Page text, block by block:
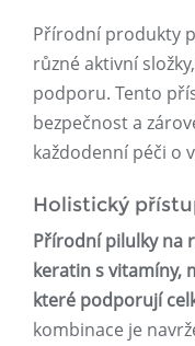
Přírodní produkty
různé aktivní
podporu. Tento
bezpečnost a
každodenní péči o
Holistický
Přírodní pilulky na
keratin s vitamíny,
které podporují
kombinace je